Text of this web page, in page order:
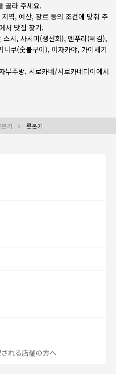
골라 주세요.
역, 예산, 장르 등의 조건에 맞춰 추
에서 맛집 찾기.
스시, 사시미(생선회), 덴푸라(튀김),
니쿠(숯불구이), 이자카야, 가이세키
부주방, 시로카네/시로카네다이에서
본기 롯본기
れる店舗の方へ